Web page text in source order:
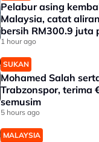
Pelabur asing
Malaysia, catat
bersih RM300.9 juta
1 hour ago
SUKAN
Mohamed Salah
Trabzonspor, terima
semusim
5 hours ago
MALAYSIA